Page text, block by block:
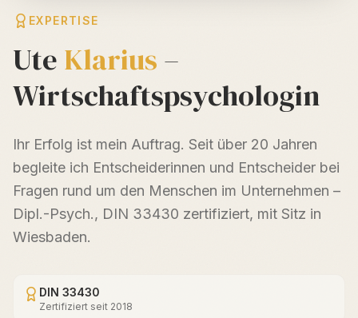
EXPERTISE
Ute Klarius –
Wirtschaftspsychologin
Ihr Erfolg ist mein Auftrag. Seit über 20 Jahren
begleite ich Entscheider­innen und Entscheider bei
Fragen rund um den Menschen im Unternehmen –
Dipl.-Psych., DIN 33430 zertifiziert, mit Sitz in
Wiesbaden.
DIN 33430
Zertifiziert seit 2018